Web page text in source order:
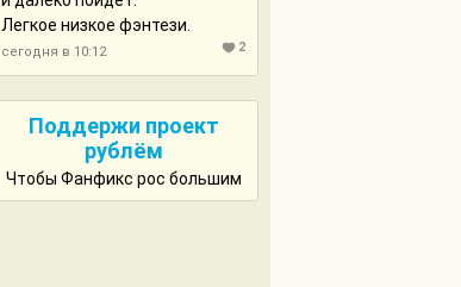
Легкое низкое фэнтези.
сегодня в 10:12 2
Поддержи проект
рублём
Чтобы Фанфикс рос большим